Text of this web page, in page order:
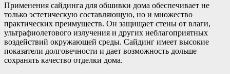
Применения сайдинга для обшивки дома обеспечивает не
только эстетическую составляющую, но и множество
практических преимуществ. Он защищает стены от влаги,
ультрафиолетового излучения и других неблагоприятных
воздействий окружающей среды. Сайдинг имеет высокие
показатели долговечности и дает возможность дольше
сохранять качество отделки дома.